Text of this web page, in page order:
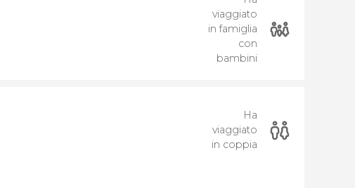
viaggiato
in famiglia
con
bambini
Ha
viaggiato
in coppia